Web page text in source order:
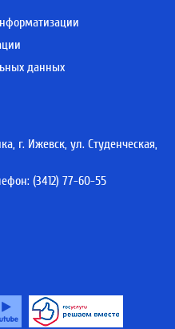
данных
г. Ижевск, ул. Студенческая,
(3412) 77-60-55